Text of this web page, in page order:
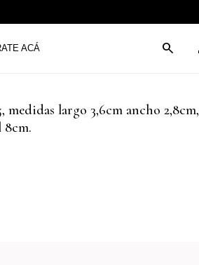
ACÁ
medidas largo 3,6cm ancho 2,8cm,
8cm.